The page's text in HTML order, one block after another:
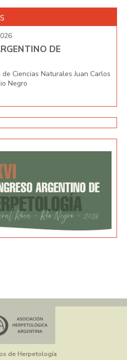
DE
Ciencias Naturales Juan Carlos
Negro
de Herpetología